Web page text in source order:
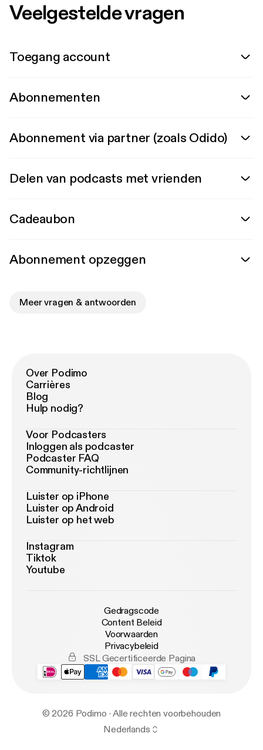
Veelgestelde vragen
Toegang account
Abonnementen
Abonnement via partner (zoals Odido)
Delen van podcasts met vrienden
Cadeaubon
Abonnement opzeggen
Meer vragen & antwoorden
Over Podimo
Carrières
Blog
Hulp nodig?
Voor Podcasters
Inloggen als podcaster
Podcaster FAQ
Community-richtlijnen
Luister op iPhone
Luister op Android
Luister op het web
Instagram
Tiktok
Youtube
Gedragscode
Content Beleid
Voorwaarden
Privacybeleid
SSL Gecertificeerde Pagina
© 2026 Podimo · Alle rechten voorbehouden
Nederlands